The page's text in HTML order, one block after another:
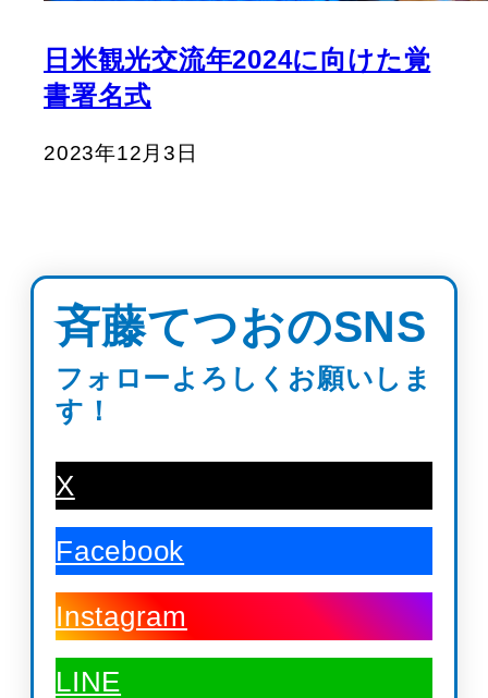
日米観光交流年2024に向けた覚
書署名式
2023年12月3日
斉藤てつおのSNS
フォローよろしくお願いしま
す！
X
Facebook
Instagram
LINE